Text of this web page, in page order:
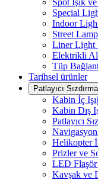
Spot Işık
Special
Indoor
Street
Liner Light
Elektrikli
Tüp
Tarihsel ürünler
Patlayıcı
Kabin İç
Kabin Dış
Patlayıcı
Navigasyon
Helikopter
Prizler ve
LED Flaşör
Kavşak ve